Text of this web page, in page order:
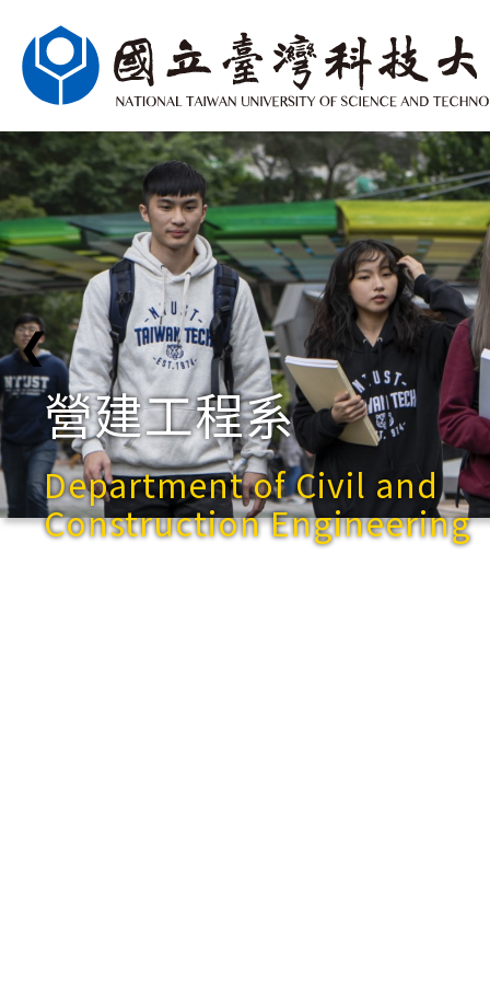
營建工程系
Department of Civil and
Construction Engineering
❮